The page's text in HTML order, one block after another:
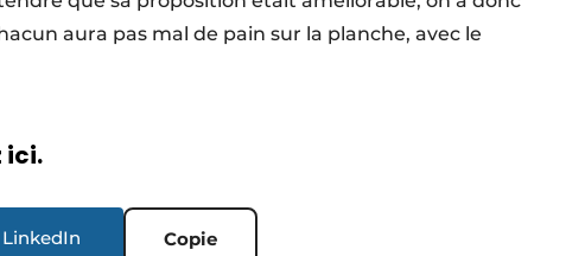
aura pas mal de pain sur la planche, avec le
ici.
LinkedIn Copie